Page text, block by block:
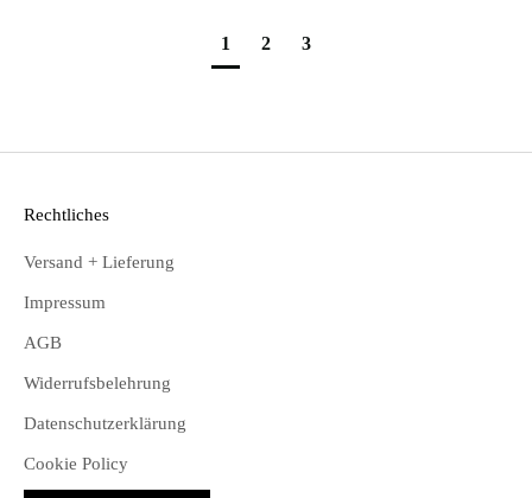
1 2 3
Rechtliches
Versand + Lieferung
Impressum
AGB
Widerrufsbelehrung
Datenschutzerklärung
Cookie Policy